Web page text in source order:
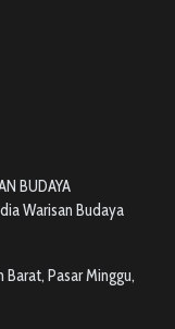
BUDAYA
Warisan Budaya
Barat, Pasar Minggu,